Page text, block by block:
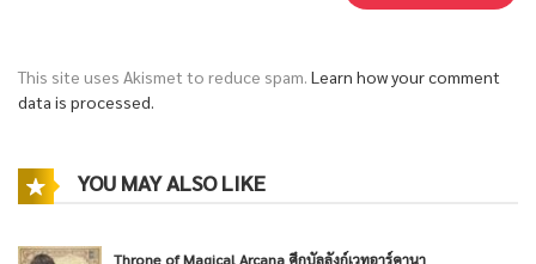
This site uses Akismet to reduce spam. Learn how your comment
data is processed.
YOU MAY ALSO LIKE
Throne of Magical Arcana ศึกบัลลังก์เวทอาร์คานา